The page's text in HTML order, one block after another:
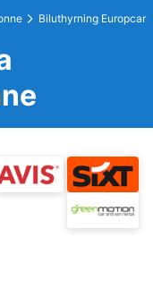
Biluthyrning Europcar